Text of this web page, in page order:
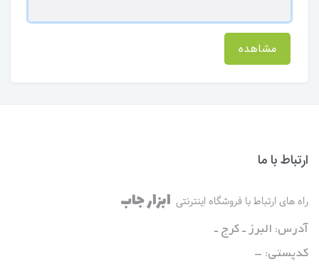
مشاهده
ارتباط با ما
راه های ارتباط با فروشگاه اینترنتی ابزار جاب
آدرس: البرز ـ کرج ـ
کدپستی: -